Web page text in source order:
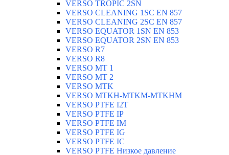
VERSO TROPIC 2SN
VERSO CLEANING 1SC EN 857
VERSO CLEANING 2SC EN 857
VERSO EQUATOR 1SN EN 853
VERSO EQUATOR 2SN EN 853
VERSO R7
VERSO R8
VERSO MT 1
VERSO MT 2
VERSO MTK
VERSO MTKH-MTKM-MTKHM
VERSO PTFE I2T
VERSO PTFE IP
VERSO PTFE IM
VERSO PTFE IG
VERSO PTFE IC
VERSO PTFE Низкое давление